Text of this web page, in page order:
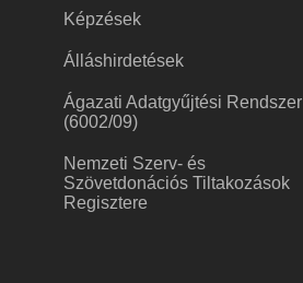
Képzések
Álláshirdetések
Ágazati Adatgyűjtési Rendszer
(6002/09)
Nemzeti Szerv- és
Szövetdonációs Tiltakozások
Regisztere